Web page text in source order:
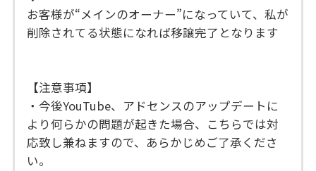
お客様が“メインのオーナー”になっていて、私が
削除されてる状態になれば移譲完了となります
【注意事項】
・今後YouTube、アドセンスのアップデートに
より何らかの問題が起きた場合、こちらでは対
応致し兼ねますので、あらかじめご了承くださ
い。